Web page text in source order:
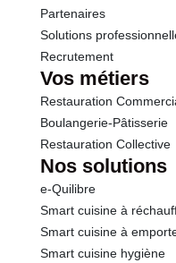
Partenaires
Solutions
Recrutement
Vos métiers
Restauration
Boulangerie-Pâtisserie
Restauration Collective
Nos solutions
e-Quilibre
Smart cuisine à
Smart cuisine à
Smart cuisine hygiène